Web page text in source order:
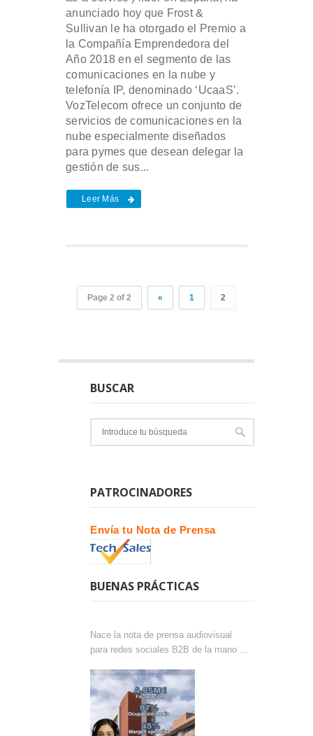
anunciado hoy que Frost &
Sullivan le ha otorgado el Premio a
la Compañía Emprendedora del
Año 2018 en el segmento de las
comunicaciones en la nube y
telefonía IP, denominado ‘UcaaS’.
VozTelecom ofrece un conjunto de
servicios de comunicaciones en la
nube especialmente diseñados
para pymes que desean delegar la
gestión de sus...
Leer Más
Page 2 of 2 « 1 2
BUSCAR
PATROCINADORES
Envía tu Nota de Prensa
BUENAS PRÁCTICAS
Nace la nota de prensa audiovisual
para redes sociales B2B de la mano de